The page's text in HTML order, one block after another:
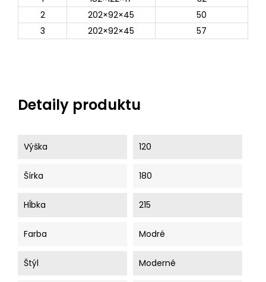
2
202×92×45
50
3
202×92×45 57
Detaily produktu
Výška 120
Šírka 180
Hĺbka 215
Farba Modré
Štýl Moderné